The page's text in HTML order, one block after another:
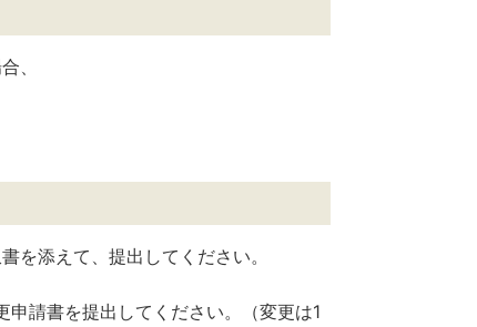
、
を添えて、提出してください。
請書を提出してください。（変更は1